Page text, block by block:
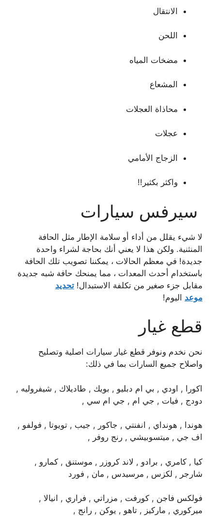
الانتقال
اللحن
مضخات المياه
المشعاع
محاذاة العجلات
عجلات
الزجاج الأمامي
واكثر بكثير!!
سيرفس سيارات
لا شيء يقلل من أداء أو سلامة الإطار مثل الحافة
المنثنية. ولكن هذا لا يعني أنك بحاجة لشراء واحدة
جديدة! في معظم الحالات ، يمكننا تصويب تلك الحافة
باستخدام أحدث المعدات ، مما يمنحك حافة شبه جديدة
مقابل جزء صغير من تكلفة الاستبدال! تحديد
موعد اليوم!
قطع غيار
نحن نخدم ونوفر قطع غيار سيارات اصلية وتصليح
واصلاح جميع السارات بما في ذلك:
اكورا , اودي , بي ام دبليو , بويك , طاديلاك , شيفروليه ,
دودج , فيات , جي ام , جي ام سي ,
هوندا , هونداي , انفنتي , جاكور , جيب , تويوتا , فولفو ,
اف جي , ميتسوبيشي , رنج روفر ,
كيا , كامري , برادو , لاند كروزر , موستنق , كمارو ,
شارجر , لكزس , مرسيدس , مان , فورد
فولكس فاجن , كورفت , مزراتي , فراري , انيالا ,
ميركوري , ماركيز , تاهو , يوكن , رانج ,